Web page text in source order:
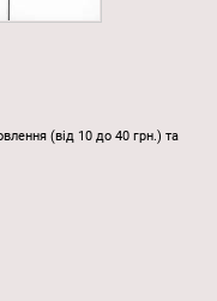
(від 10 до 40 грн.) та